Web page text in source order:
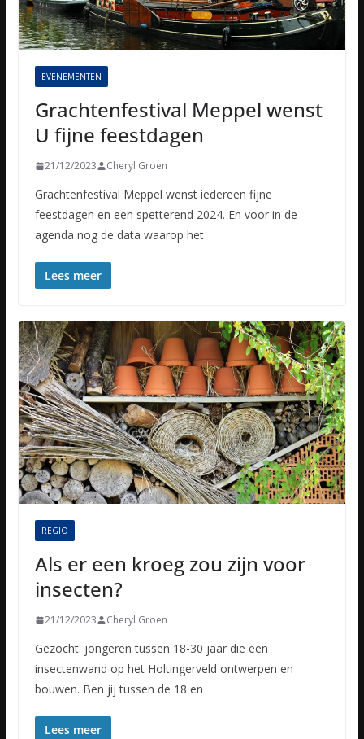
EVENEMENTEN
Grachtenfestival Meppel wenst
U fijne feestdagen
21/12/2023 Cheryl Groen
Grachtenfestival Meppel wenst iedereen fijne
feestdagen en een spetterend 2024. En voor in de
agenda nog de data waarop het
Lees meer
REGIO
Als er een kroeg zou zijn voor
insecten?
21/12/2023 Cheryl Groen
Gezocht: jongeren tussen 18-30 jaar die een
insectenwand op het Holtingerveld ontwerpen en
bouwen. Ben jij tussen de 18 en
Lees meer